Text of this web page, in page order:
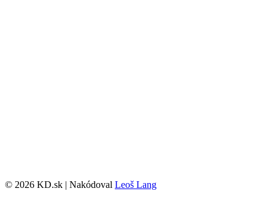
© 2026 KD.sk | Nakódoval Leoš Lang